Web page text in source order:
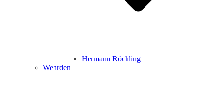
Hermann Röchling
Wehrden